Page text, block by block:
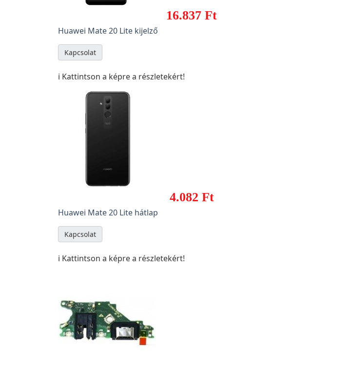
16.837 Ft
Huawei Mate 20 Lite kijelző
Kapcsolat
ℹ️ Kattintson a képre a részletekért!
4.082 Ft
Huawei Mate 20 Lite hátlap
Kapcsolat
ℹ️ Kattintson a képre a részletekért!